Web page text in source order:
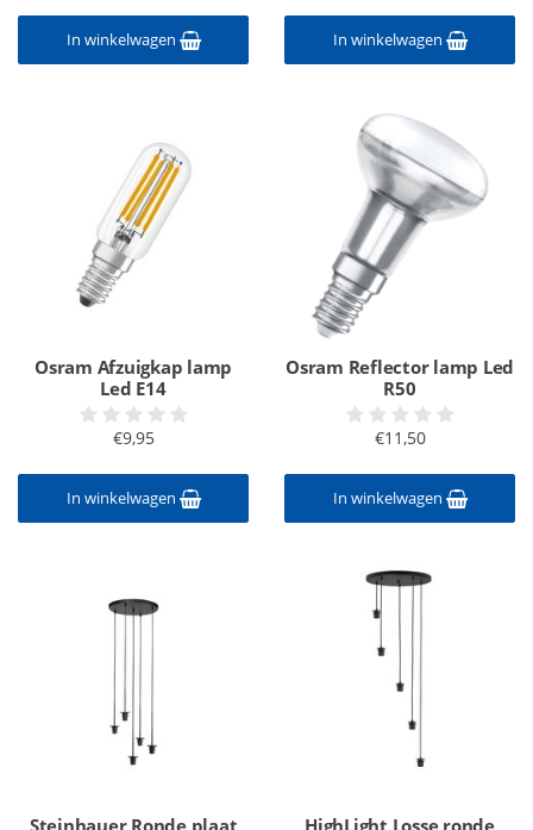
In winkelwagen In winkelwagen
Osram Afzuigkap lamp
Led E14
€9,95
In winkelwagen
Osram Reflector lamp Led
R50
€11,50
In winkelwagen
Steinhauer Ronde plaat
HighLight Losse ronde